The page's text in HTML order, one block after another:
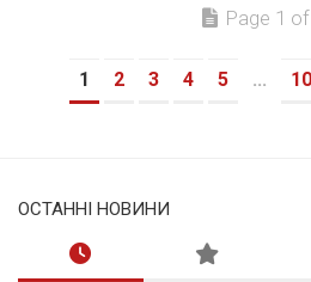
Page 1 of
1 2 3 4 5 ... 10
ОСТАННІ НОВИНИ